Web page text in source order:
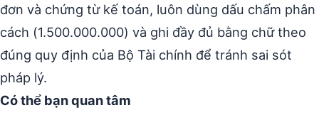
đơn và chứng từ kế toán, luôn dùng dấu chấm phân
cách (1.500.000.000) và ghi đầy đủ bằng chữ theo
đúng quy định của Bộ Tài chính để tránh sai sót
pháp lý.
Có thể bạn quan tâm